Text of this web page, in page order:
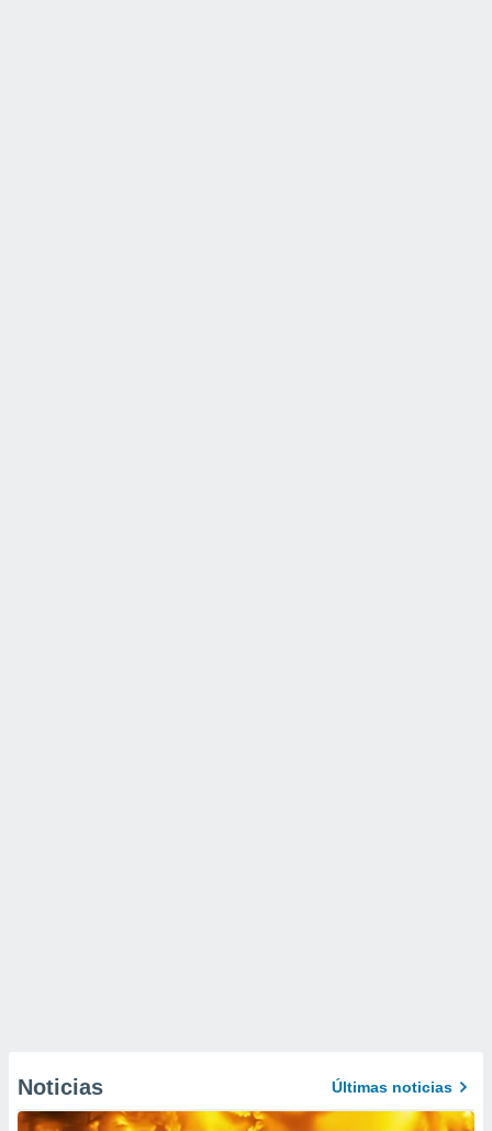
Noticias Últimas noticias